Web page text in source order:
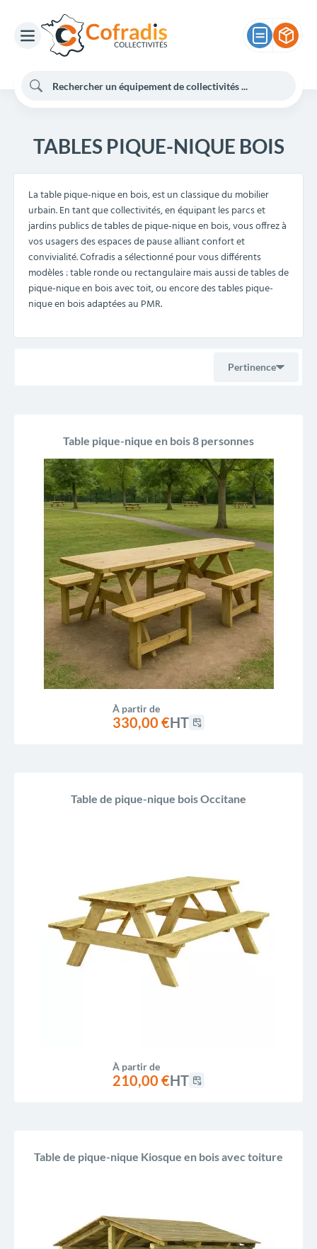
TABLES PIQUE-NIQUE BOIS
La table pique-nique en bois, est un classique du mobilier
urbain. En tant que collectivités, en équipant les parcs et
jardins publics de tables de pique-nique en bois, vous offrez à
vos usagers des espaces de pause alliant confort et
convivialité. Cofradis a sélectionné pour vous différents
modèles : table ronde ou rectangulaire mais aussi de tables de
pique-nique en bois avec toit, ou encore des tables pique-
nique en bois adaptées au PMR.
Pertinence
Pertinence
Nom, A à Z
Nom, Z à A
Prix, croissant
Prix, décroissant
Reference, A to Z
Reference, Z to A
Table pique-nique en bois 8 personnes
À partir de
330,00 €HT
Table de pique-nique bois Occitane
À partir de
210,00 €HT
Table de pique-nique Kiosque en bois avec toiture